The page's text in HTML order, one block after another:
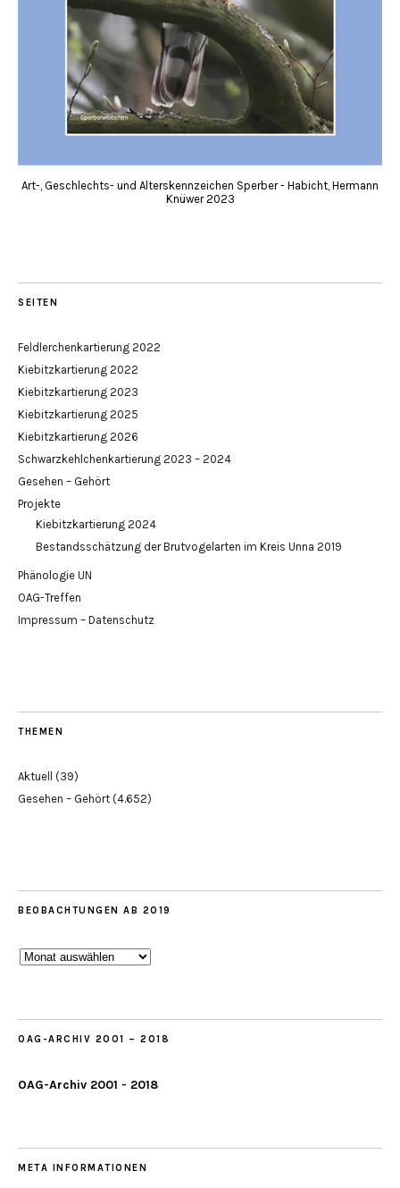
Art-, Geschlechts- und Alterskennzeichen Sperber - Habicht, Hermann
Knüwer 2023
SEITEN
Feldlerchenkartierung 2022
Kiebitzkartierung 2022
Kiebitzkartierung 2023
Kiebitzkartierung 2025
Kiebitzkartierung 2026
Schwarzkehlchenkartierung 2023 – 2024
Gesehen – Gehört
Projekte
Kiebitzkartierung 2024
Bestandsschätzung der Brutvogelarten im Kreis Unna 2019
Phänologie UN
OAG-Treffen
Impressum – Datenschutz
THEMEN
Aktuell
(39)
Gesehen – Gehört (4.652)
BEOBACHTUNGEN AB 2019
Beobachtungen
OAG-ARCHIV 2001 – 2018
OAG-Archiv 2001 - 2018
META INFORMATIONEN